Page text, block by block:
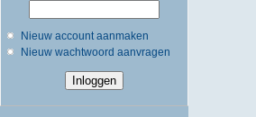
Nieuw account aanmaken
Nieuw wachtwoord aanvragen